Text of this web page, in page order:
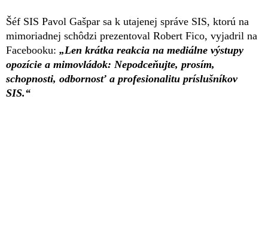
Šéf SIS Pavol Gašpar sa k utajenej správe SIS, ktorú na
mimoriadnej schôdzi prezentoval Robert Fico, vyjadril na
Facebooku: „Len krátka reakcia na mediálne výstupy
opozície a mimovládok: Nepodceňujte, prosím,
schopnosti, odbornosť a profesionalitu príslušníkov
SIS.“